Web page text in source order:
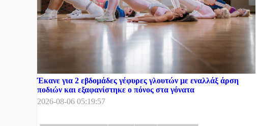
Έκανε για 2 εβδομάδες γέφυρες γλουτών με εναλλάξ άρση
ποδιών και εξαφανίστηκε ο πόνος στα γόνατα
2026-08-06 05:19:57